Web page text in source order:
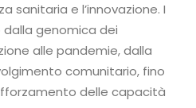
sanitaria e l’innovazione. I
genomica dei
alle pandemie, dalla
comunitario, fino
delle capacità